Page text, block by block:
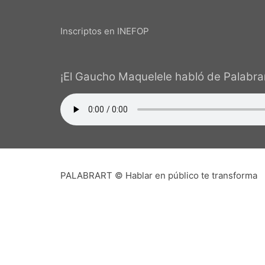
Inscriptos en INEFOP
¡El Gaucho Maquelele habló de
PALABRART © Hablar en público te transforma
Que pudiera existir en una pequeña